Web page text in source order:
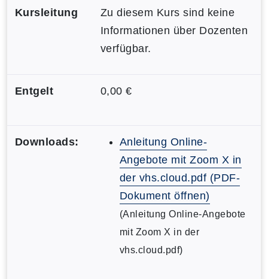
Kursleitung
Zu diesem Kurs sind keine
Informationen über Dozenten
verfügbar.
Entgelt 0,00 €
Downloads:
Anleitung Online-
Angebote mit Zoom X in
der vhs.cloud.pdf (PDF-
Dokument öffnen)
(Anleitung Online-Angebote
mit Zoom X in der
vhs.cloud.pdf)